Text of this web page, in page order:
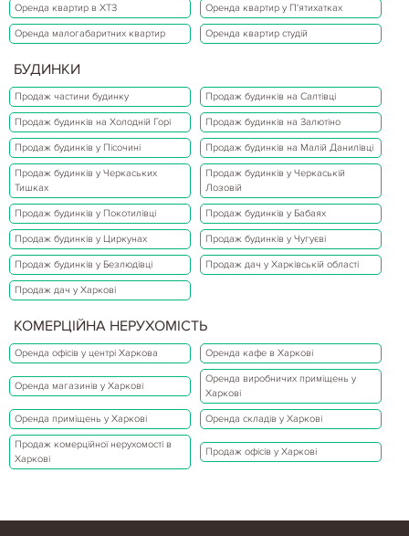
Оренда квартир в ХТЗ Оренда квартир у П'ятихатках
Оренда малогабаритних квартир Оренда квартир студій
БУДИНКИ
Продаж частини будинку Продаж будинків на Салтівці
Продаж будинків на Холодній Горі Продаж будинків на Залютіно
Продаж будинків у Пісочині Продаж будинків на Малій Данилівці
Продаж будинків у Черкаських
Тишках
Продаж будинків у Черкаській
Лозовій
Продаж будинків у Покотилівці Продаж будинків у Бабаях
Продаж будинків у Циркунах Продаж будинків у Чугуєві
Продаж будинків у Безлюдівці Продаж дач у Харківській області
Продаж дач у Харкові
КОМЕРЦІЙНА НЕРУХОМІСТЬ
Оренда офісів у центрі Харкова Оренда кафе в Харкові
Оренда магазинів у Харкові
Оренда виробничих приміщень у
Харкові
Оренда приміщень у Харкові Оренда складів у Харкові
Продаж комерційної нерухомості в
Харкові
Продаж офісів у Харкові